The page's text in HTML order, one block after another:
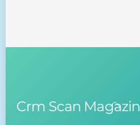
Back
Crm Scan Magazin